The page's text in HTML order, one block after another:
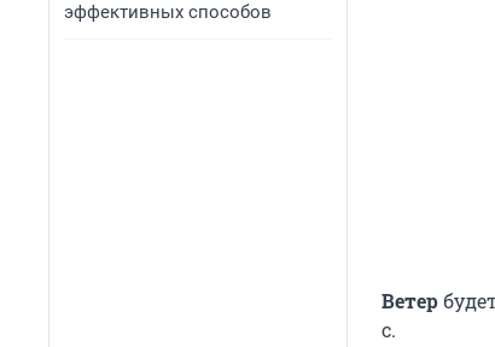
эффективных способов
Ветер
с.